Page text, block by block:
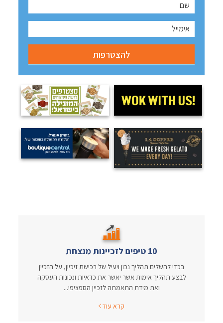
10 טיפים לזכיינות מנצחת
בכדי להשלים תהליך נכון ויעיל של רכישת זיכיון, על הזכיין
לבצע תהליך אימות אשר יאשר את כדאיות ונכונות העסקה
ואת מידת התאמתה לזכיין הספציפי...
קרא עוד